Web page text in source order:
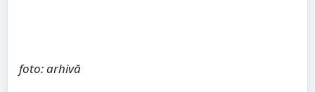
foto: arhivă